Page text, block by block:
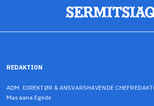
REDAKTION
ADM. DIREKTØR & ANSVARSHAVENDE
Masaana Egede